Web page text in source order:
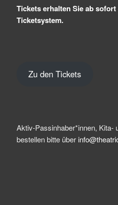
Tickets erhalten Sie ab
Ticketsystem.
Zu den Tickets
Aktiv-Passinhaber*innen, Kita-
bestellen bitte über